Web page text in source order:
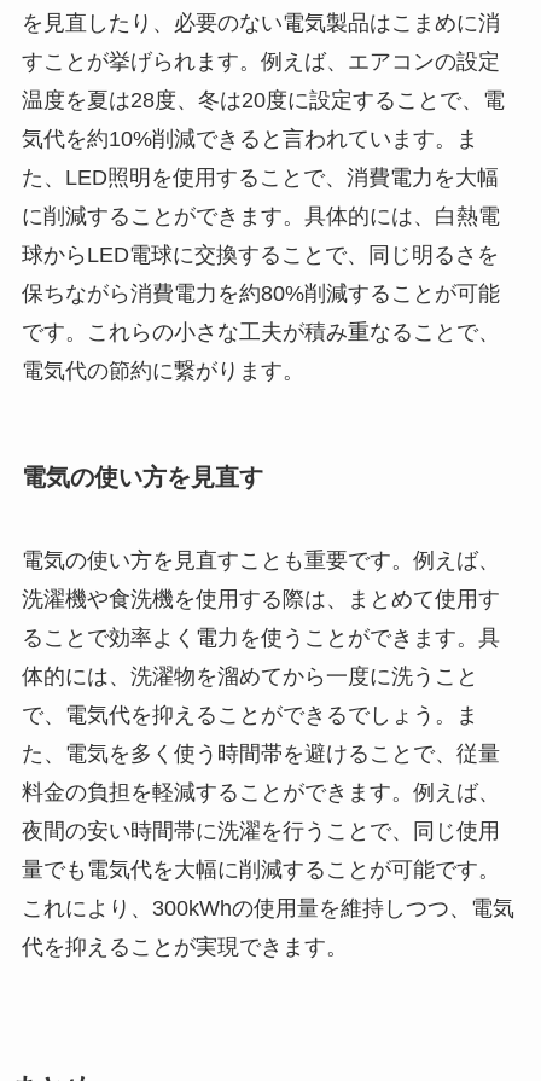
を見直したり、必要のない電気製品はこまめに消
すことが挙げられます。例えば、エアコンの設定
温度を夏は28度、冬は20度に設定することで、電
気代を約10%削減できると言われています。ま
た、LED照明を使用することで、消費電力を大幅
に削減することができます。具体的には、白熱電
球からLED電球に交換することで、同じ明るさを
保ちながら消費電力を約80%削減することが可能
です。これらの小さな工夫が積み重なることで、
電気代の節約に繋がります。
電気の使い方を見直す
電気の使い方を見直すことも重要です。例えば、
洗濯機や食洗機を使用する際は、まとめて使用す
ることで効率よく電力を使うことができます。具
体的には、洗濯物を溜めてから一度に洗うこと
で、電気代を抑えることができるでしょう。ま
た、電気を多く使う時間帯を避けることで、従量
料金の負担を軽減することができます。例えば、
夜間の安い時間帯に洗濯を行うことで、同じ使用
量でも電気代を大幅に削減することが可能です。
これにより、300kWhの使用量を維持しつつ、電気
代を抑えることが実現できます。